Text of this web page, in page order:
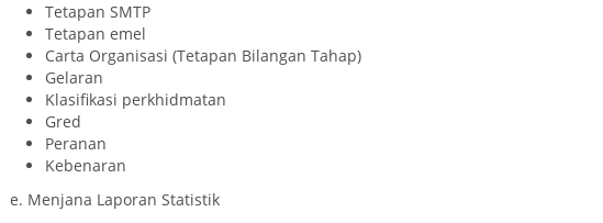
Tetapan SMTP
Tetapan emel
Carta Organisasi (Tetapan Bilangan Tahap)
Gelaran
Klasifikasi perkhidmatan
Gred
Peranan
Kebenaran
e. Menjana Laporan Statistik